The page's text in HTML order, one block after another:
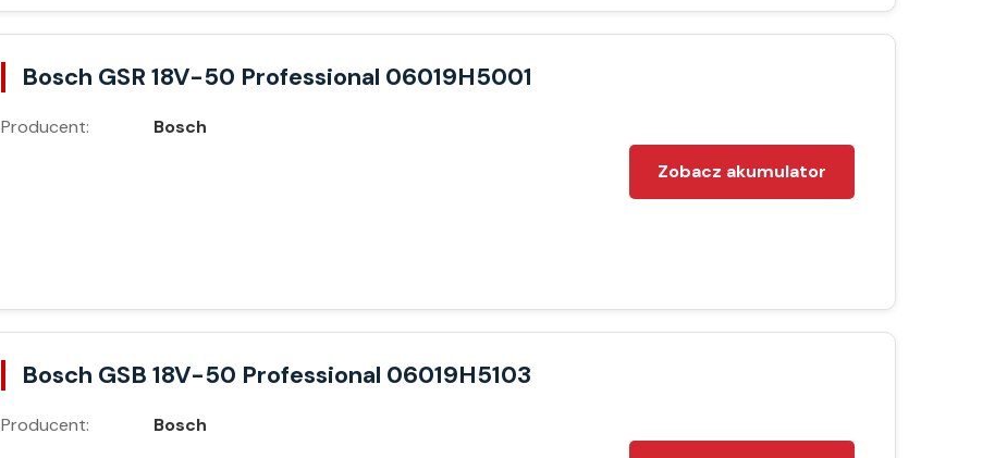
Bosch GSR 18V-50 Professional 06019H5001
Producent:
Bosch
Zobacz akumulator
Bosch GSB 18V-50 Professional 06019H5103
Producent:
Bosch